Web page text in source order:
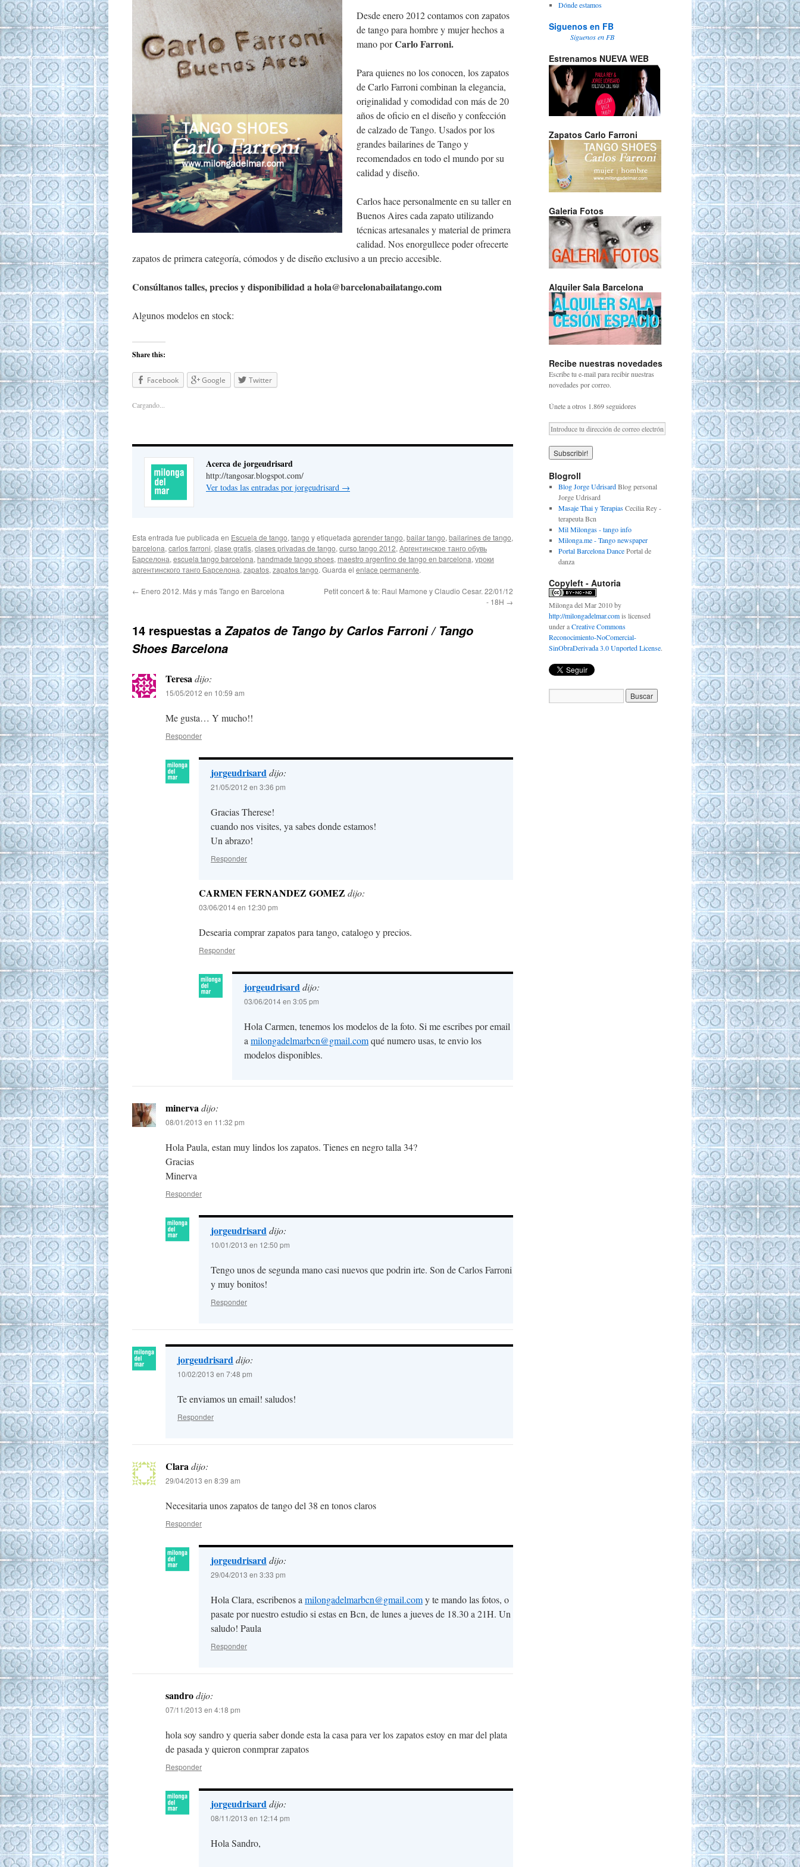
Desde enero 2012 contamos con zapatos
de tango para hombre y mujer hechos a
mano porCarlo Farroni.
Para quienes no los conocen, los zapatos
de Carlo Farroni combinan la elegancia,
originalidad y comodidad con más de 20
años de oficio en el diseño y confección
de calzado de Tango. Usados por los
grandes bailarines de Tango y
recomendados en todo el mundo por su
calidad y diseño.
Carlos hace personalmente en su taller en
Buenos Aires cada zapato utilizando
técnicas artesanales y material de primera
calidad. Nos enorgullece poder ofrecerte
zapatos de primera categoría, cómodos y de diseño exclusivo a un precio accesible.
Consúltanos talles, precios y disponibilidad ahola@barcelonabailatango.com
Algunos modelos en stock:
Share this:
Facebook Google Twitter
Cargando...
Acerca de jorgeudrisard
http://tangosar.blogspot.com/
Ver todas las entradas por jorgeudrisard →
Esta entrada fue publicada en Escuela de tango, tango y etiquetada aprender tango, bailar tango, bailarines de tango,
barcelona, carlos farroni, clase gratis, clases privadas de tango, curso tango 2012, Аргентинское танго обувь
Барселона, escuela tango barcelona, handmade tango shoes, maestro argentino de tango en barcelona, уроки
аргентинского танго Барселона, zapatos, zapatos tango. Guarda el enlace permanente.
← Enero 2012. Más y más Tango en Barcelona
Petit concert & te: Raul Mamone y Claudio Cesar. 22/01/12
- 18H →
14 respuestas aZapatos de Tango by Carlos Farroni / Tango
Shoes Barcelona
Teresadijo:
15/05/2012 en 10:59 am
Me gusta… Y mucho!!
Responder
jorgeudrisarddijo:
21/05/2012 en 3:36 pm
Gracias Therese!
cuando nos visites, ya sabes donde estamos!
Un abrazo!
Responder
CARMEN FERNANDEZ GOMEZ dijo:
03/06/2014 en 12:30 pm
Desearia comprar zapatos para tango, catalogo y precios.
Responder
jorgeudrisarddijo:
03/06/2014 en 3:05 pm
Hola Carmen, tenemos los modelos de la foto. Si me escribes por email
a milongadelmarbcn@gmail.comqué numero usas, te envio los
modelos disponibles.
minervadijo:
08/01/2013 en 11:32 pm
Hola Paula, estan muy lindos los zapatos. Tienes en negro talla 34?
Gracias
Minerva
Responder
jorgeudrisarddijo:
10/01/2013 en 12:50 pm
Tengo unos de segunda mano casi nuevos que podrin irte. Son de Carlos Farroni
y muy bonitos!
Responder
jorgeudrisarddijo:
10/02/2013 en 7:48 pm
Te enviamos un email! saludos!
Responder
Claradijo:
29/04/2013 en 8:39 am
Necesitaria unos zapatos de tango del 38 en tonos claros
Responder
jorgeudrisarddijo:
29/04/2013 en 3:33 pm
Hola Clara, escribenos a milongadelmarbcn@gmail.comy te mando las fotos, o
pasate por nuestro estudio si estas en Bcn, de lunes a jueves de 18.30 a 21H. Un
saludo! Paula
Responder
sandrodijo:
07/11/2013 en 4:18 pm
hola soy sandro y queria saber donde esta la casa para ver los zapatos estoy en mar del plata
de pasada y quieron conmprar zapatos
Responder
jorgeudrisarddijo:
08/11/2013 en 12:14 pm
Hola Sandro,
Dónde estamos
Siguenos en FB
Siguenos en FB
Estrenamos NUEVA WEB
Zapatos Carlo Farroni
Galeria Fotos
Alquiler Sala Barcelona
Recibe nuestras novedades
Escribe tu e-mail para recibir nuestras
novedades por correo.
Únete a otros 1.869 seguidores
Blogroll
Blog Jorge UdrisardBlog personal
Jorge Udrisard
Masaje Thai y TerapiasCecilia Rey -
terapeuta Bcn
Mil Milongas - tango info
Milonga.me - Tango newspaper
Portal Barcelona DancePortal de
danza
Copyleft - Autoria
Milonga del Mar 2010by
http://milongadelmar.comis licensed
under aCreative Commons
Reconocimiento-NoComercial-
SinObraDerivada 3.0 Unported License.